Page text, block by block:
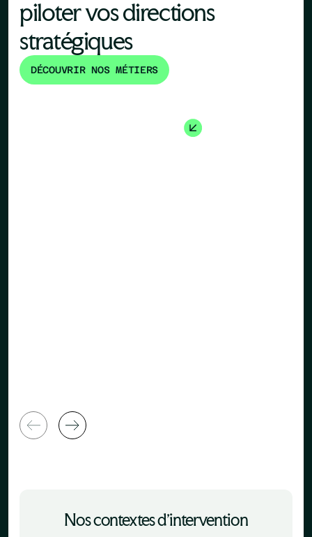
piloter vos directions
stratégiques
DÉCOUVRIR NOS MÉTIERS
Nos contextes d’intervention